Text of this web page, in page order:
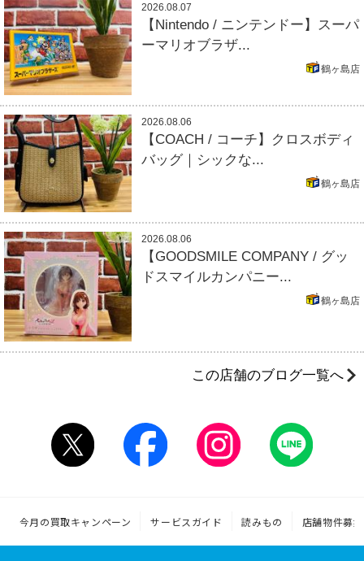
2026.08.07
【Nintendo / ニンテンドー】スーパ
ーマリオブラザ...
鶴ヶ島店
2026.08.06
【COACH / コーチ】クロスボディ
バッグ｜シックな...
鶴ヶ島店
2026.08.06
【GOODSMILE COMPANY / グッ
ドスマイルカンパニー...
鶴ヶ島店
この店舗のブログ一覧へ
今月の買取キャンペーン サービスガイド 読みもの 店舗物件募集